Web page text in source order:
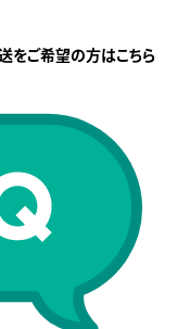
をご希望の方はこちら